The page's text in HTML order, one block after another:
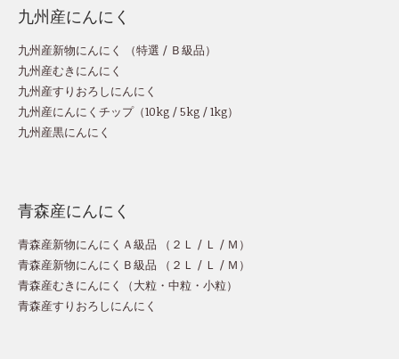
九州産にんにく
九州産新物にんにく （特選 / Ｂ級品）
九州産むきにんにく
九州産すりおろしにんにく
九州産にんにくチップ（10kg /5kg /1kg）
九州産黒にんにく
青森産にんにく
青森産新物にんにくＡ級品 （ ２Ｌ / Ｌ / Ｍ ）
青森産新物にんにくＢ級品 （ ２Ｌ / Ｌ / Ｍ ）
青森産むきにんにく（大粒 ・ 中粒 ・ 小粒）
青森産すりおろしにんにく